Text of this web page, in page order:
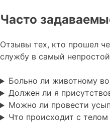
Часто
Отзывы тех, кто прошел
службу в самый
Больно ли животному
Должен ли я
Можно ли провести
Что происходит с